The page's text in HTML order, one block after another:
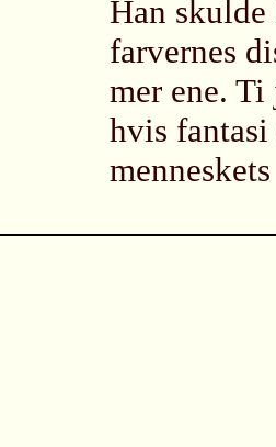
Han
farvernes
mer ene.
hvis